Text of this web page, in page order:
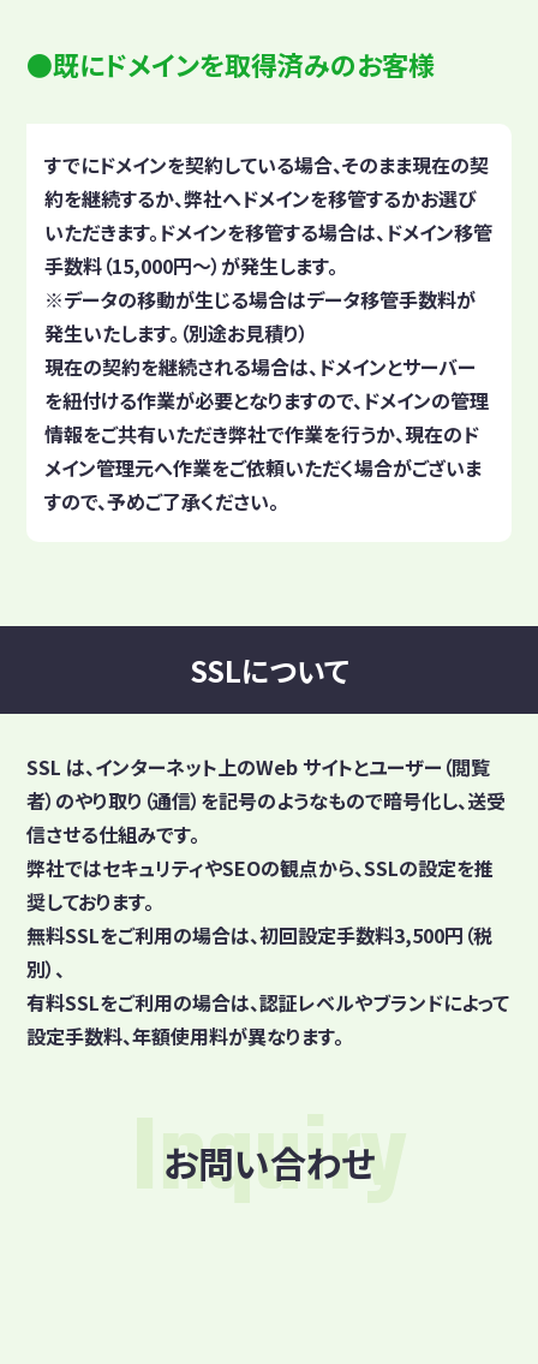
既にドメインを取得済みのお客様
すでにドメインを契約している場合、そのまま現在の契
約を継続するか、弊社へドメインを移管するかお選び
いただきます。ドメインを移管する場合は、ドメイン移管
手数料（15,000円～）が発生します。
※データの移動が生じる場合はデータ移管手数料が
発生いたします。（別途お見積り）
現在の契約を継続される場合は、ドメインとサーバー
を紐付ける作業が必要となりますので、ドメインの管理
情報をご共有いただき弊社で作業を行うか、現在のド
メイン管理元へ作業をご依頼いただく場合がございま
すので、予めご了承ください。
SSLについて
SSL は、インターネット上のWeb サイトとユーザー（閲覧
者）のやり取り（通信）を記号のようなもので暗号化し、送受
信させる仕組みです。
弊社ではセキュリティやSEOの観点から、SSLの設定を推
奨しております。
無料SSLをご利用の場合は、初回設定手数料3,500円（税
別）、
有料SSLをご利用の場合は、認証レベルやブランドによって
設定手数料、年額使用料が異なります。
お問い合わせ
Inquiry